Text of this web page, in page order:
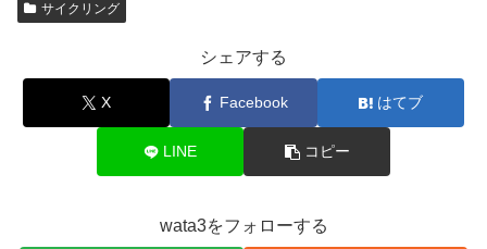
サイクリング
シェアする
X Facebook はてブ
LINE コピー
wata3をフォローする